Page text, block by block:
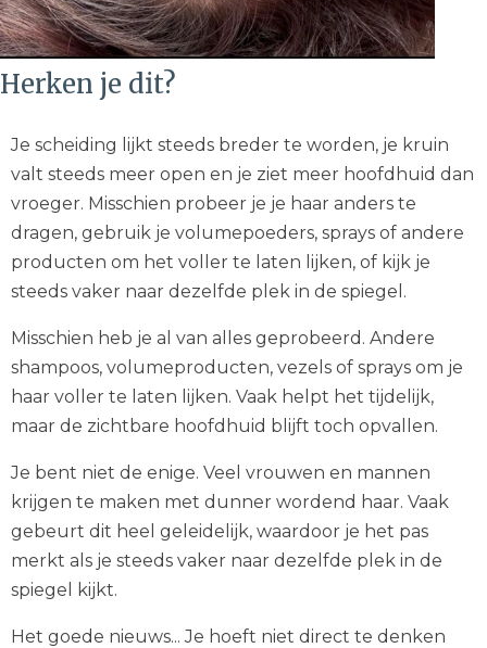
Herken je dit?
Je scheiding lijkt steeds breder te worden, je kruin
valt steeds meer open en je ziet meer hoofdhuid dan
vroeger. Misschien probeer je je haar anders te
dragen, gebruik je volumepoeders, sprays of andere
producten om het voller te laten lijken, of kijk je
steeds vaker naar dezelfde plek in de spiegel.
Misschien heb je al van alles geprobeerd. Andere
shampoos, volumeproducten, vezels of sprays om je
haar voller te laten lijken. Vaak helpt het tijdelijk,
maar de zichtbare hoofdhuid blijft toch opvallen.
Je bent niet de enige. Veel vrouwen en mannen
krijgen te maken met dunner wordend haar. Vaak
gebeurt dit heel geleidelijk, waardoor je het pas
merkt als je steeds vaker naar dezelfde plek in de
spiegel kijkt.
Het goede nieuws... Je hoeft niet direct te denken